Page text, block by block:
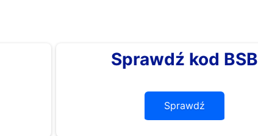
Sprawdź kod BSB
Sprawdź